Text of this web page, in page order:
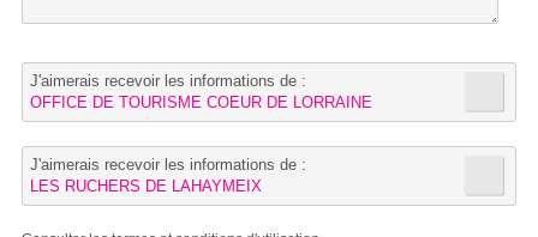
J'aimerais recevoir les informations de :
OFFICE DE TOURISME COEUR DE LORRAINE
J'aimerais recevoir les informations de :
LES RUCHERS DE LAHAYMEIX